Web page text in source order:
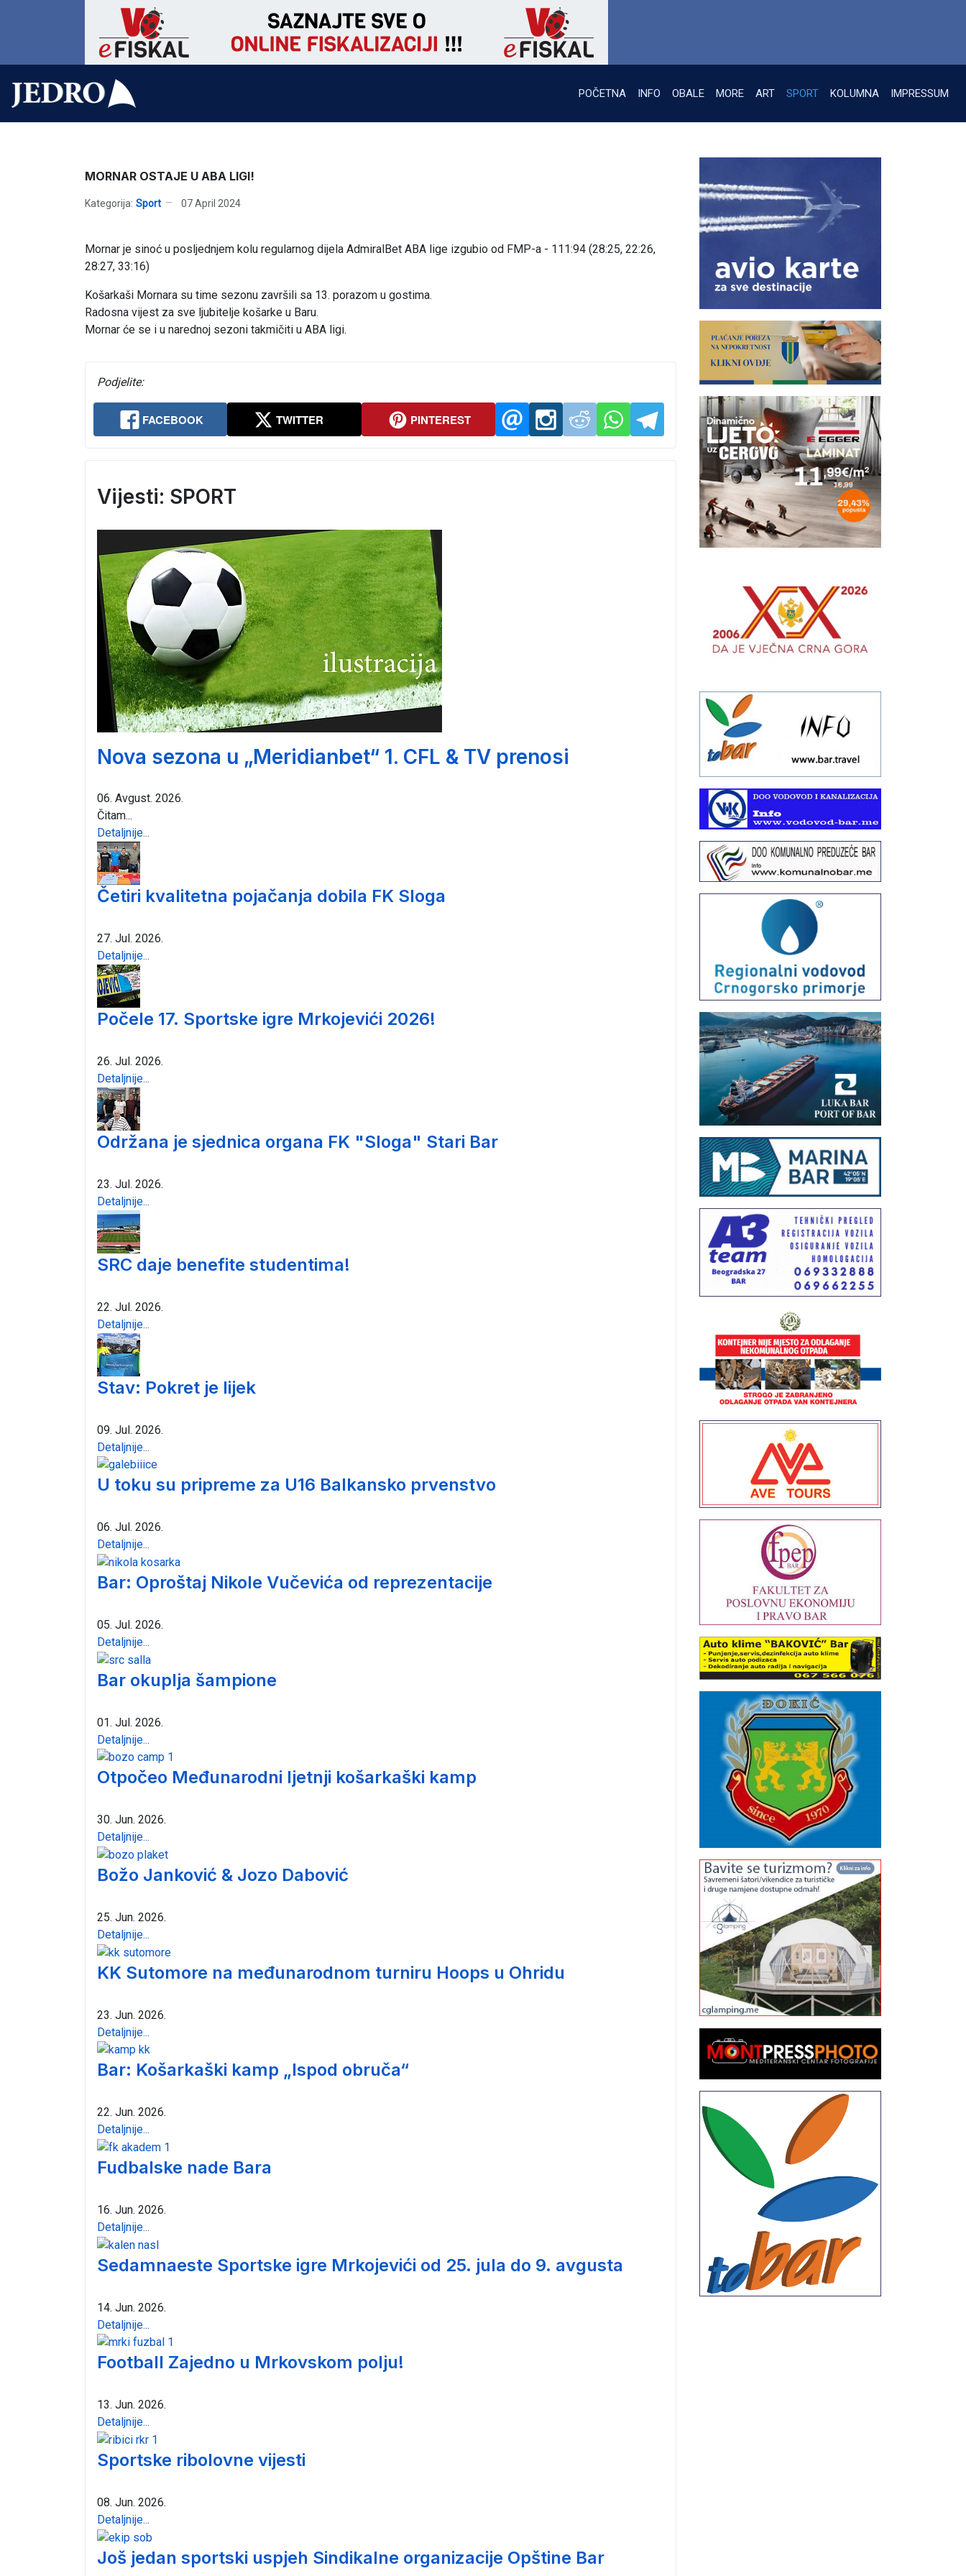
POČETNA INFO OBALE MORE ART SPORT KOLUMNA IMPRESSUM
MORNAR OSTAJE U ABA LIGI!
Kategorija: Sport 07 April 2024
Mornar je sinoć u posljednjem kolu regularnog dijela AdmiralBet ABA lige izgubio od FMP-a - 111:94 (28:25, 22:26,
28:27, 33:16)
Košarkaši Mornara su time sezonu završili sa 13. porazom u gostima.
Radosna vijest za sve ljubitelje košarke u Baru.
Mornar će se i u narednoj sezoni takmičiti u ABA ligi.
Podjelite:
FACEBOOK TWITTER PINTEREST
Vijesti: SPORT
Nova sezona u „Meridianbet“ 1. CFL & TV prenosi
06. Avgust. 2026.
Čitam...
Detaljnije...
Četiri kvalitetna pojačanja dobila FK Sloga
27. Jul. 2026.
Detaljnije...
Počele 17. Sportske igre Mrkojevići 2026!
26. Jul. 2026.
Detaljnije...
Održana je sjednica organa FK "Sloga" Stari Bar
23. Jul. 2026.
Detaljnije...
SRC daje benefite studentima!
22. Jul. 2026.
Detaljnije...
Stav: Pokret je lijek
09. Jul. 2026.
Detaljnije...
U toku su pripreme za U16 Balkansko prvenstvo
06. Jul. 2026.
Detaljnije...
Bar: Oproštaj Nikole Vučevića od reprezentacije
05. Jul. 2026.
Detaljnije...
Bar okuplja šampione
01. Jul. 2026.
Detaljnije...
Otpočeo Međunarodni ljetnji košarkaški kamp
30. Jun. 2026.
Detaljnije...
Božo Janković & Jozo Dabović
25. Jun. 2026.
Detaljnije...
KK Sutomore na međunarodnom turniru Hoops u Ohridu
23. Jun. 2026.
Detaljnije...
Bar: Košarkaški kamp „Ispod obruča“
22. Jun. 2026.
Detaljnije...
Fudbalske nade Bara
16. Jun. 2026.
Detaljnije...
Sedamnaeste Sportske igre Mrkojevići od 25. jula do 9. avgusta
14. Jun. 2026.
Detaljnije...
Football Zajedno u Mrkovskom polju!
13. Jun. 2026.
Detaljnije...
Sportske ribolovne vijesti
08. Jun. 2026.
Detaljnije...
Još jedan sportski uspjeh Sindikalne organizacije Opštine Bar